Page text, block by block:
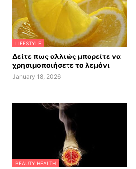
LIFESTYLE
Δείτε πως αλλιώς μπορείτε να
χρησιμοποιήσετε το λεμόνι
January 18, 2026
BEAUTY HEALTH